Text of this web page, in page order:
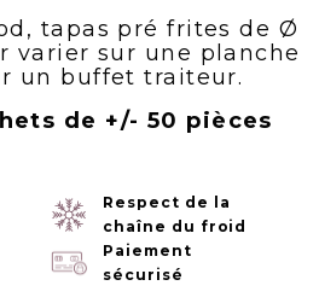
tapas pré frites de Ø
varier sur une planche
un buffet traiteur.
de +/- 50 pièces
Respect de la
chaîne du froid
Paiement
sécurisé